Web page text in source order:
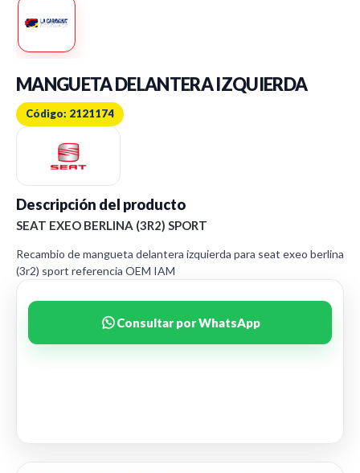
MANGUETA DELANTERA IZQUIERDA
Código: 2121174
Descripción del producto
SEAT EXEO BERLINA (3R2) SPORT
Recambio de mangueta delantera izquierda para seat exeo berlina
(3r2) sport referencia OEM IAM
Consultar por WhatsApp